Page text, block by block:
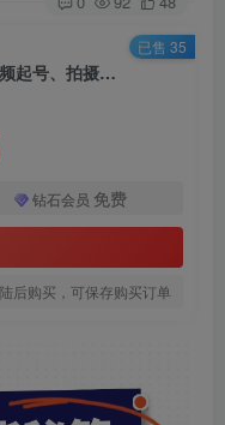
水晶赛道带货秘籍，国学结合、短视频起号、拍摄技巧、直播话术等内容
钻石会员 免费
后购买，可保存购买订单
已售 35